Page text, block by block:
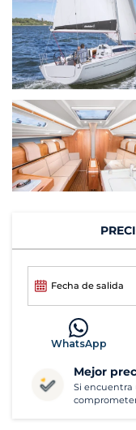
Fecha de salida
WhatsApp
Mejor
Si encuentra